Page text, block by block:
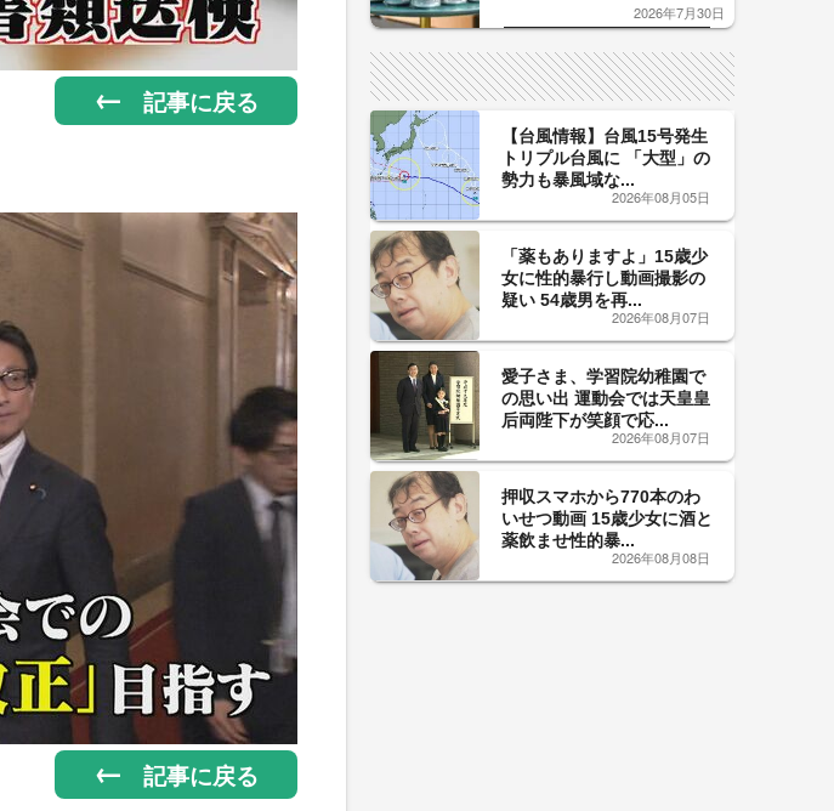
記事に戻る
記事に戻る
した「辛口カーブ」が飲み頃の
2026年7月30日
【台風情報】台風15号発生
トリプル台風に 「大型」の
勢力も暴風域な...
2026年08月05日
「薬もありますよ」15歳少
女に性的暴行し動画撮影の
疑い 54歳男を再...
2026年08月07日
愛子さま、学習院幼稚園で
の思い出 運動会では天皇皇
后両陛下が笑顔で応...
2026年08月07日
押収スマホから770本のわ
いせつ動画 15歳少女に酒と
薬飲ませ性的暴...
2026年08月08日